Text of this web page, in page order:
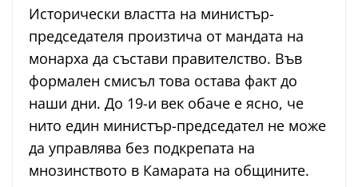
Исторически властта на министър-
председателя произтича от мандата на
монарха да състави правителство. Във
формален смисъл това остава факт до
наши дни. До 19-и век обаче е ясно, че
нито един министър-председател не може
да управлява без подкрепата на
мнозинството в Камарата на общините.